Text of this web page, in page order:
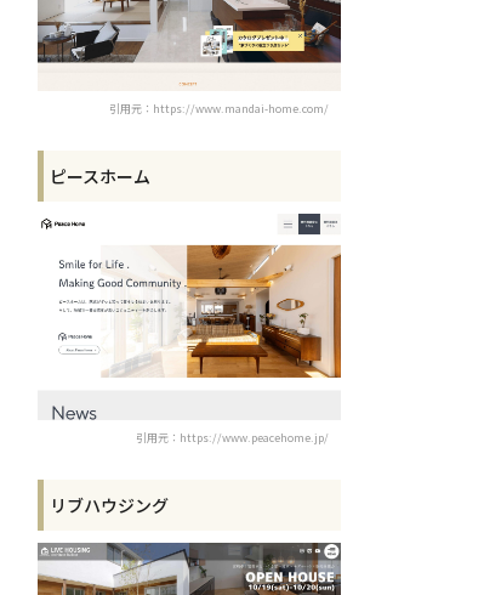
引用元：https://www.mandai-home.com/
ピースホーム
引用元：https://www.peacehome.jp/
リブハウジング